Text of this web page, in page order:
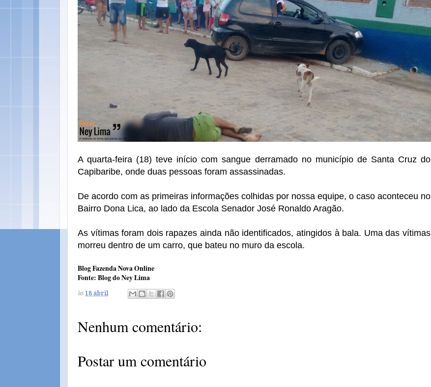
A quarta-feira (18) teve início com sangue derramado no município de Santa Cruz do
Capibaribe, onde duas pessoas foram assassinadas.
De acordo com as primeiras informações colhidas por nossa equipe, o caso aconteceu no
Bairro Dona Lica, ao lado da Escola Senador José Ronaldo Aragão.
As vítimas foram dois rapazes ainda não identificados, atingidos à bala. Uma das vítimas
morreu dentro de um carro, que bateu no muro da escola.
Blog Fazenda Nova Online
Fonte: Blog do Ney Lima
às 18 abril
Nenhum comentário:
Postar um comentário